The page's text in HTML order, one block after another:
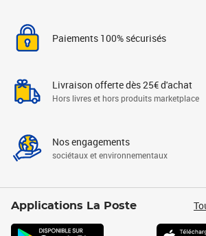
Paiements 100% sécurisés
Livraison offerte dès 25€ d'achat
Hors livres et hors produits marketplace
Nos engagements
sociétaux et environnementaux
Applications La Poste